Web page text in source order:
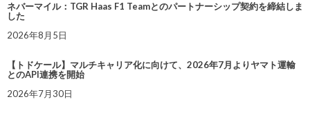
ネバーマイル：TGR Haas F1 Teamとのパートナーシップ契約を締結しま
した
2026年8月5日
【トドケール】マルチキャリア化に向けて、2026年7月よりヤマト運輸
とのAPI連携を開始
2026年7月30日